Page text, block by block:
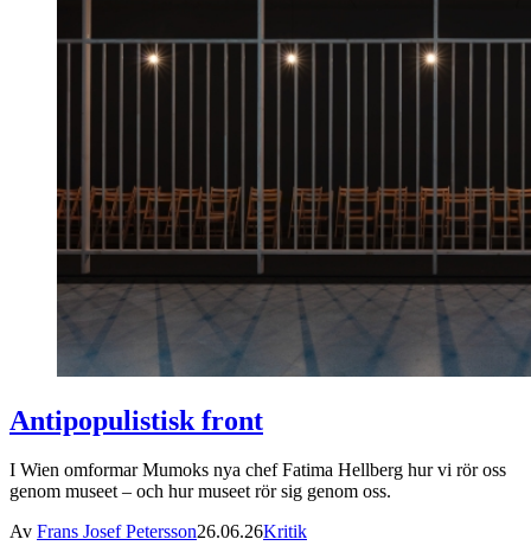
Antipopulistisk front
I Wien omformar Mumoks nya chef Fatima Hellberg hur vi rör oss
genom museet – och hur museet rör sig genom oss.
Av Frans Josef Petersson26.06.26Kritik